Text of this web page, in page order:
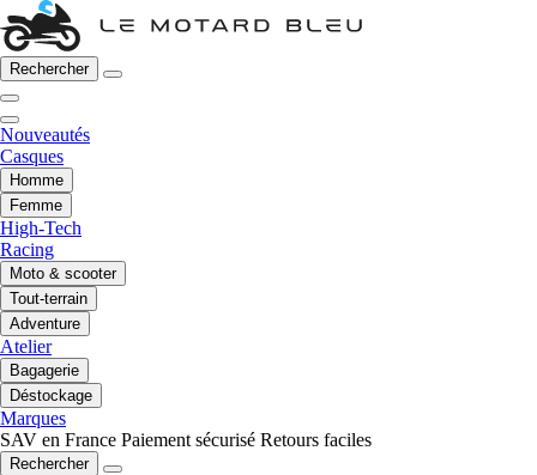
Rechercher
Nouveautés
Casques
Homme
Femme
High-Tech
Racing
Moto & scooter
Tout-terrain
Adventure
Atelier
Bagagerie
Déstockage
Marques
SAV en France Paiement sécurisé Retours faciles
Rechercher